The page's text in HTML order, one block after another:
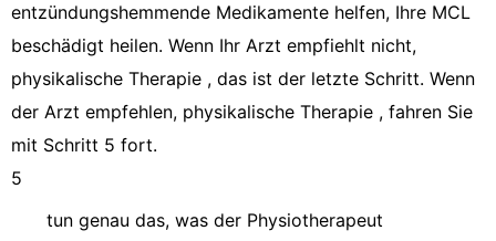
entzündungshemmende Medikamente helfen, Ihre MCL
beschädigt heilen. Wenn Ihr Arzt empfiehlt nicht,
physikalische Therapie , das ist der letzte Schritt. Wenn
der Arzt empfehlen, physikalische Therapie , fahren Sie
mit Schritt 5 fort.
5
tun genau das, was der Physiotherapeut